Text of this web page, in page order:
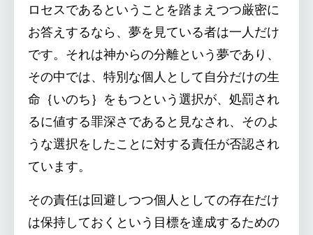
ロセスであるということを踏まえつつ厳密に
お答えするなら、夢を見ている者は一人だけ
です。それは神からの分離という夢であり、
その中では、特別な個人として自分だけの生
命｛いのち｝をもつという選択が、処罰され
るに値する罪深さであると見なされ、そのよ
うな選択をしたことに対する責任が否認され
ています。
その責任は回避しつつ個人としての存在だけ
は保持しておくという目標を達成するための